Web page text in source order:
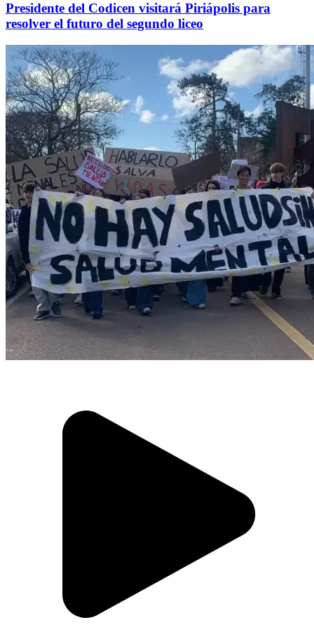
Presidente del Codicen visitará Piriápolis para
resolver el futuro del segundo liceo